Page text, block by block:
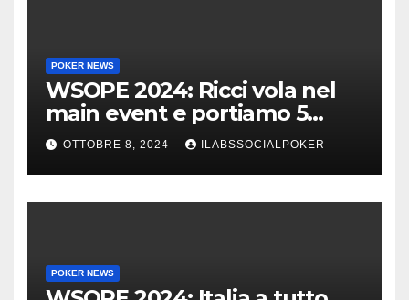
POKER NEWS
WSOPE 2024: Ricci vola nel
main event e portiamo 5
azzurri al day 4
OTTOBRE 8, 2024 ILABSSOCIALPOKER
POKER NEWS